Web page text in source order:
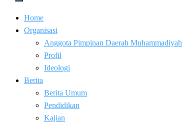
bojonegoromu.com
Home
Organisasi
Anggota Pimpinan Daerah Muhammadiyah
Profil
Ideologi
Berita
Berita Umum
Pendidikan
Kajian